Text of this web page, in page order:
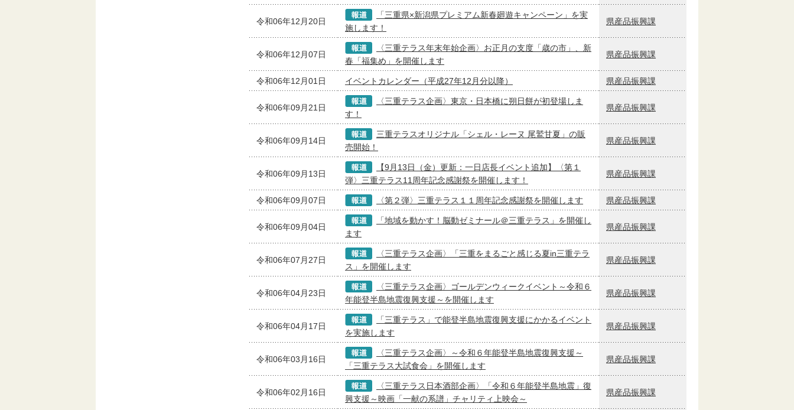
令和06年12月20日
「三重県×新潟県プレミアム新春廻遊キャンペーン」を実
施します！
県産品振興課
令和06年12月07日
〈三重テラス年末年始企画〉お正月の支度「歳の市」、新
春「福集め」を開催します
県産品振興課
令和06年12月01日 イベントカレンダー（平成27年12月分以降） 県産品振興課
令和06年09月21日
〈三重テラス企画〉東京・日本橋に朔日餅が初登場しま
す！
県産品振興課
令和06年09月14日
三重テラスオリジナル「シェル・レーヌ 尾鷲甘夏」の販
売開始！
県産品振興課
令和06年09月13日
【9月13日（金）更新：一日店長イベント追加】〈第１
弾〉三重テラス11周年記念感謝祭を開催します！
県産品振興課
令和06年09月07日 〈第２弾〉三重テラス１１周年記念感謝祭を開催します 県産品振興課
令和06年09月04日
「地域を動かす！脳動ゼミナール＠三重テラス」を開催し
ます
県産品振興課
令和06年07月27日
〈三重テラス企画〉「三重をまるごと感じる夏in三重テラ
ス」を開催します
県産品振興課
令和06年04月23日
〈三重テラス企画〉ゴールデンウィークイベント～令和６
年能登半島地震復興支援～を開催します
県産品振興課
令和06年04月17日
「三重テラス」で能登半島地震復興支援にかかるイベント
を実施します
県産品振興課
令和06年03月16日
〈三重テラス企画〉～令和６年能登半島地震復興支援～
「三重テラス大試食会」を開催します
県産品振興課
令和06年02月16日
〈三重テラス日本酒部企画〉「令和６年能登半島地震」復
興支援～映画「一献の系譜」チャリティ上映会～
県産品振興課